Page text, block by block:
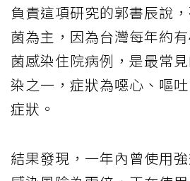
負責這項研究的郭書辰說
菌為主，因為台灣每年約
菌感染住院病例，是最常
染之一，症狀為噁心、嘔
症狀。
結果發現，一年內曾使用